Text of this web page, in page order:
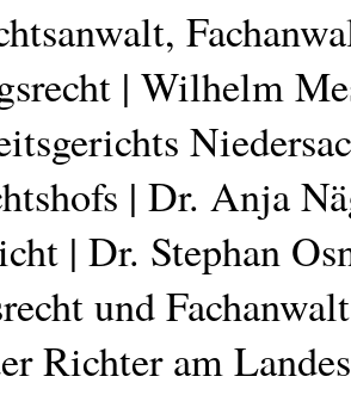
| Wilhelm
| Dr. Anja
| Dr. Stephan
und
Richter am